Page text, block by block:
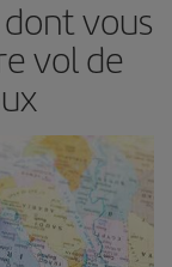
vous
vol de